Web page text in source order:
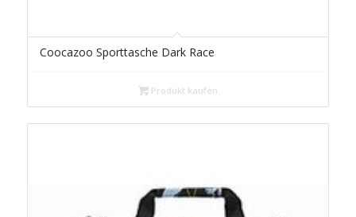
Coocazoo Sporttasche Dark Race
Produkt kaufen